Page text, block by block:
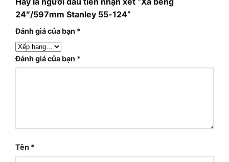
24″/597mm Stanley 55-124”
Đánh giá của bạn *
Đánh giá của bạn *
Tên *